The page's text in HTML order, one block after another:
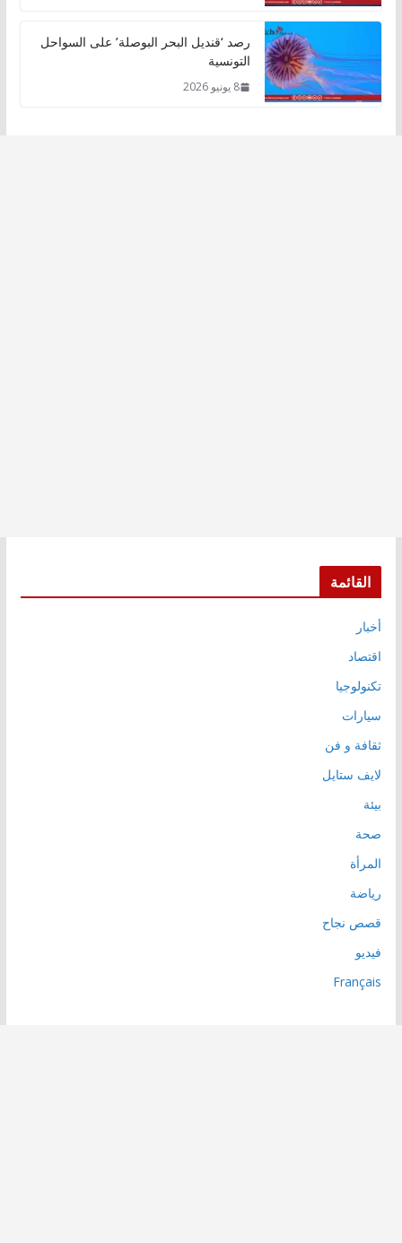
رصد ‘قنديل البحر البوصلة’ على السواحل
التونسية
8 يونيو 2026
القائمة
أخبار
اقتصاد
تكنولوجيا
سيارات
ثقافة و فن
لايف ستايل
بيئة
صحة
المرأة
رياضة
قصص نجاح
فيديو
Français